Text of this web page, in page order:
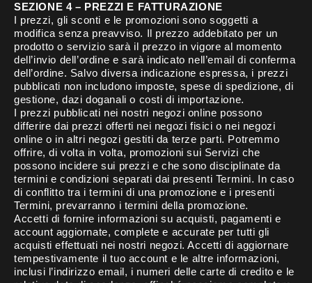
SEZIONE 4 – PREZZI E FATTURAZIONE
I prezzi, gli sconti e le promozioni sono soggetti a
modifica senza preavviso. Il prezzo addebitato per un
prodotto o servizio sarà il prezzo in vigore al momento
dell’invio dell’ordine e sarà indicato nell’email di conferma
dell’ordine. Salvo diversa indicazione espressa, i prezzi
pubblicati non includono imposte, spese di spedizione, di
gestione, dazi doganali o costi di importazione.
I prezzi pubblicati nei nostri negozi online possono
differire dai prezzi offerti nei negozi fisici o nei negozi
online o in altri negozi gestiti da terze parti. Potremmo
offrire, di volta in volta, promozioni sui Servizi che
possono incidere sui prezzi e che sono disciplinate da
termini e condizioni separati dai presenti Termini. In caso
di conflitto tra i termini di una promozione e i presenti
Termini, prevarranno i termini della promozione.
Accetti di fornire informazioni su acquisti, pagamenti e
account aggiornate, complete e accurate per tutti gli
acquisti effettuati nei nostri negozi. Accetti di aggiornare
tempestivamente il tuo account e le altre informazioni,
inclusi l’indirizzo email, i numeri delle carte di credito e le